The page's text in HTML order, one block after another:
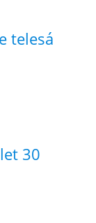
telesá
30